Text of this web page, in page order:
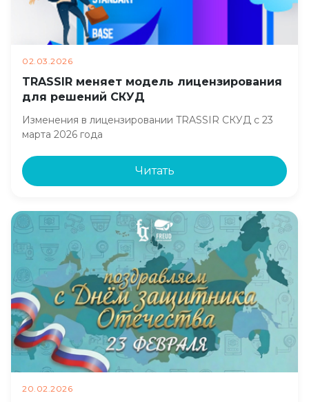
02.03.2026
TRASSIR меняет модель лицензирования
для решений СКУД
Изменения в лицензировании TRASSIR СКУД с 23
марта 2026 года
Читать
20.02.2026